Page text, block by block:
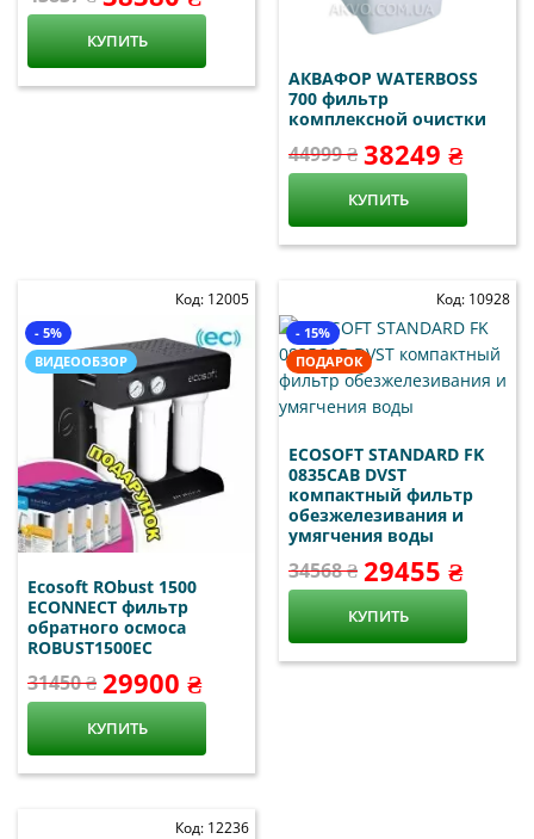
КУПИТЬ
АКВАФОР WATERBOSS
700 фильтр
комплексной очистки
44999 ₴ 38249 ₴
КУПИТЬ
Код: 12005
Ecosoft RObust 1500
ECONNECT фильтр
обратного осмоса
ROBUST1500EC
31450 ₴ 29900 ₴
КУПИТЬ
- 5%
ВИДЕООБЗОР
Код: 10928
ECOSOFT STANDARD FK
0835CAB DVST
компактный фильтр
обезжелезивания и
умягчения воды
34568 ₴ 29455 ₴
КУПИТЬ
- 15%
ПОДАРОК
Код: 12236